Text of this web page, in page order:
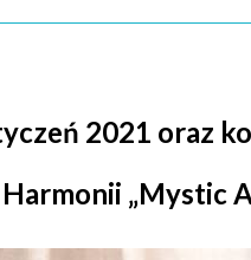
2021 oraz
„Mystic